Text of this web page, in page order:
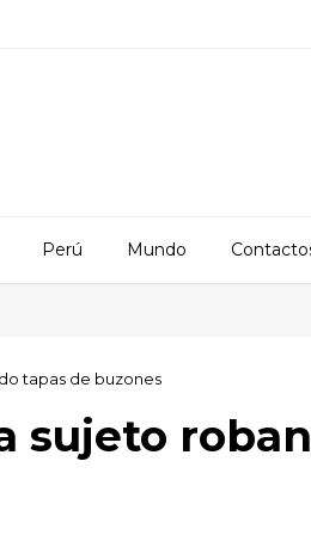
Perú Mundo
tapas de buzones
sujeto